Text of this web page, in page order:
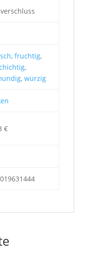
, fruchtig,
,
, würzig
€